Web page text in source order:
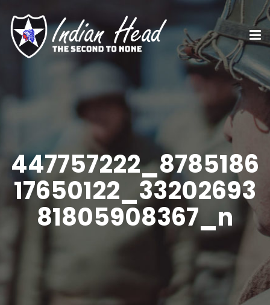
447757222_8785186
17650122_33202693
81805908367_n